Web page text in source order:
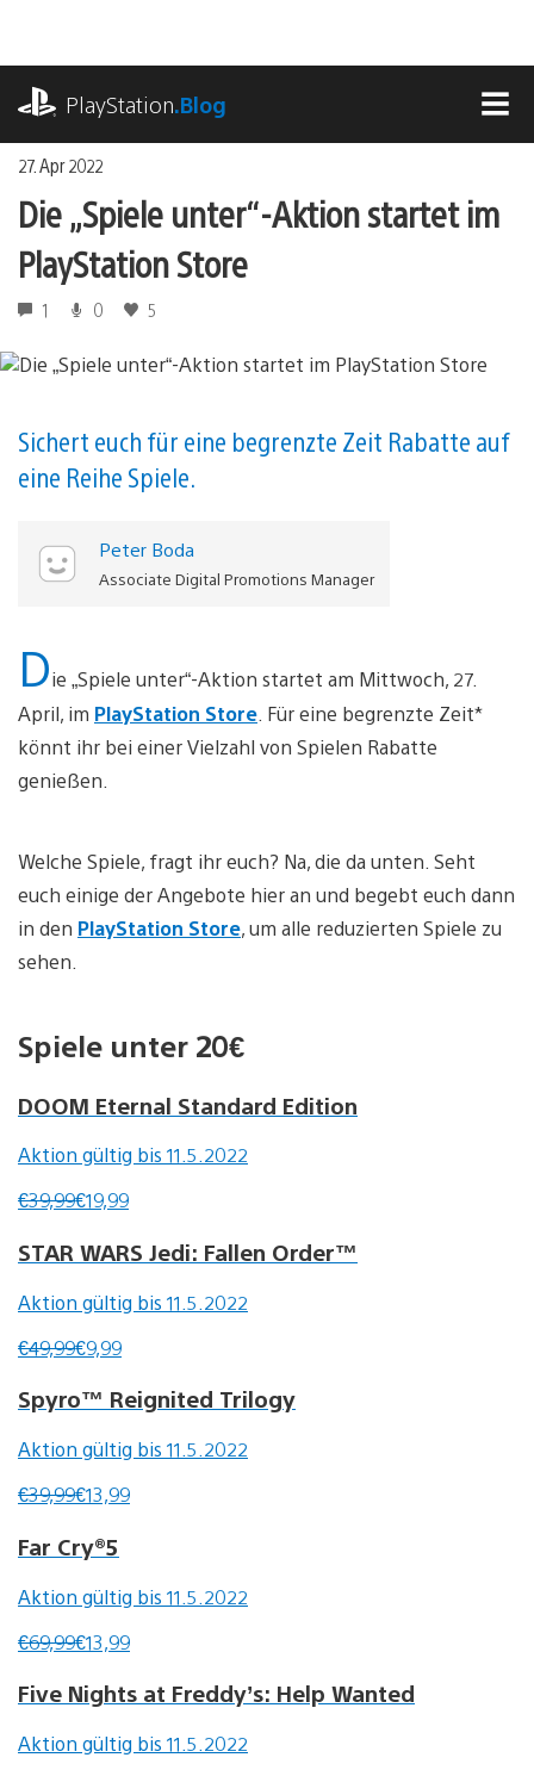
springen
PlayStation.Blog
27. Apr 2022
Die „Spiele unter“-Aktion startet im
PlayStation Store
1 0 5
Sichert euch für eine begrenzte Zeit Rabatte auf
eine Reihe Spiele.
Peter Boda
Associate Digital Promotions Manager
Die „Spiele unter“-Aktion startet am Mittwoch, 27.
April, im PlayStation Store . Für eine begrenzte Zeit*
könnt ihr bei einer Vielzahl von Spielen Rabatte
genießen.
Welche Spiele, fragt ihr euch? Na, die da unten. Seht
euch einige der Angebote hier an und begebt euch dann
in den PlayStation Store, um alle reduzierten Spiele zu
sehen.
Spiele unter 20€
DOOM Eternal Standard Edition
Aktion gültig bis 11.5.2022
€39,99€19,99
STAR WARS Jedi: Fallen Order™
Aktion gültig bis 11.5.2022
€49,99€9,99
Spyro™ Reignited Trilogy
Aktion gültig bis 11.5.2022
€39,99€13,99
Far Cry®5
Aktion gültig bis 11.5.2022
€69,99€13,99
Five Nights at Freddy’s: Help Wanted
Aktion gültig bis 11.5.2022